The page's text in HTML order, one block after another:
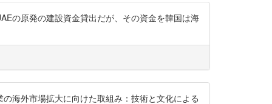
の原発の建設資金貸出だが、その資金を韓国は海
海外市場拡大に向けた取組み：技術と文化による